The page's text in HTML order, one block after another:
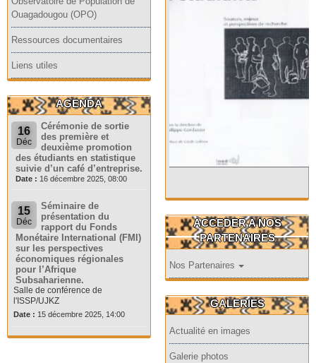
Ouagadougou (OPO)
Ressources documentaires
Liens utiles
AGENDA
16
Déc
Cérémonie de sortie
des première et
deuxième promotion
des étudiants en statistique
suivie d’un café d’entreprise.
Date : 16 décembre 2025, 08:00
15
Déc
Séminaire de
présentation du
rapport du Fonds
Monétaire International (FMI)
sur les perspectives
économiques régionales
pour l’Afrique
Subsaharienne.
Salle de conférence de
l'ISSP/UJKZ
Date : 15 décembre 2025, 14:00
ACCEDER A NOS
PARTENAIRES
Nos Partenaires
GALERIES
Actualité en images
Galerie photos